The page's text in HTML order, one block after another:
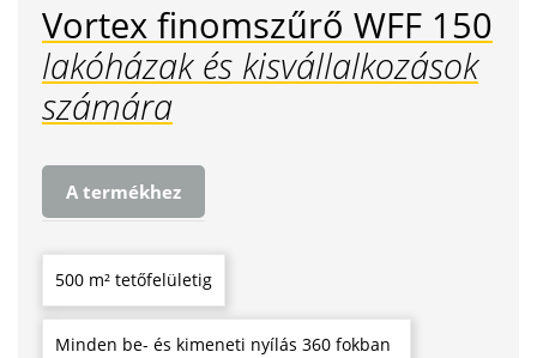
Vortex finomszűrő WFF 150
lakóházak és kisvállalkozások
számára
A termékhez
500 m² tetőfelületig
Minden be- és kimeneti nyílás 360 fokban